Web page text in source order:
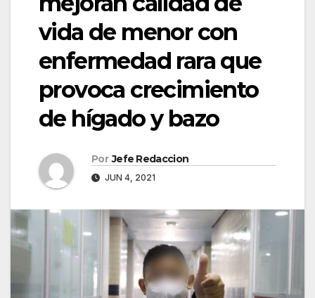
vida de menor con
enfermedad rara que
provoca crecimiento
de hígado y bazo
Por Jefe Redaccion
JUN 4, 2021